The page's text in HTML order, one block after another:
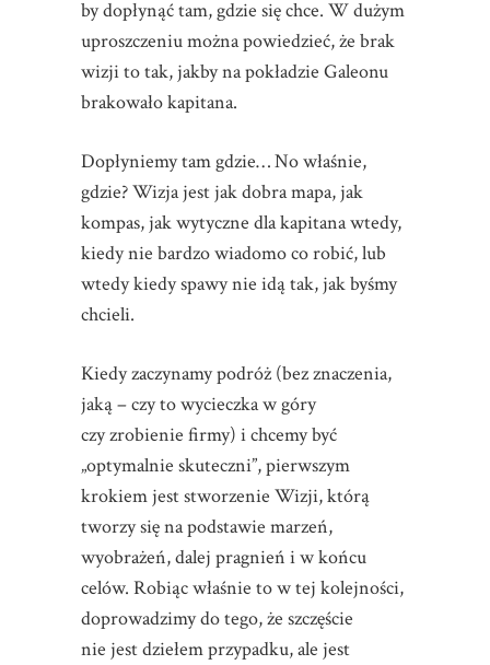
by dopłynąć tam, gdzie się chce. W dużym
uproszczeniu można powiedzieć, że brak
wizji to tak, jakby na pokładzie Galeonu
brakowało kapitana.
Dopłyniemy tam gdzie… No właśnie,
gdzie? Wizja jest jak dobra mapa, jak
kompas, jak wytyczne dla kapitana wtedy,
kiedy nie bardzo wiadomo co robić, lub
wtedy kiedy spawy nie idą tak, jak byśmy
chcieli.
Kiedy zaczynamy podróż (bez znaczenia,
jaką – czy to wycieczka w góry
czy zrobienie firmy) i chcemy być
„optymalnie skuteczni”, pierwszym
krokiem jest stworzenie Wizji, którą
tworzy się na podstawie marzeń,
wyobrażeń, dalej pragnień i w końcu
celów. Robiąc właśnie to w tej kolejności,
doprowadzimy do tego, że szczęście
nie jest dziełem przypadku, ale jest